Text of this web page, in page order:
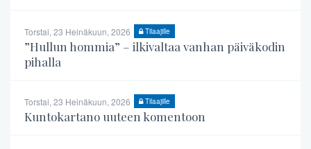
Torstai, 23 Heinäkuun, 2026 Tilaajille
”Hullun hommia” – ilkivaltaa vanhan päiväkodin
pihalla
Torstai, 23 Heinäkuun, 2026 Tilaajille
Kuntokartano uuteen komentoon